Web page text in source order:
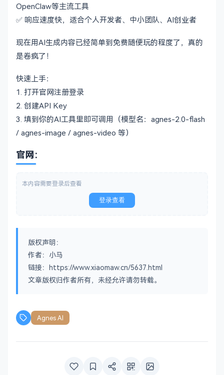
OpenClaw等主流工具
✅ 响应速度快，适合个人开发者、中小团队、AI创业者
现在用AI生成内容已经简单到免费随便玩的程度了，真的
是卷疯了！
快速上手：
1. 打开官网注册登录
2. 创建API Key
3. 填到你的AI工具里即可调用（模型名：agnes-2.0-flash
/ agnes-image / agnes-video 等）
官网：
本内容需要登录后查看
登录查看
版权声明：
作者：小马
链接：https://www.xiaomaw.cn/5637.html
文章版权归作者所有，未经允许请勿转载。
Agnes AI